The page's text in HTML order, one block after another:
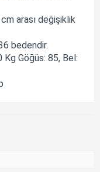
arası değişiklik
bedendir.
Göğüs: 85, Bel: